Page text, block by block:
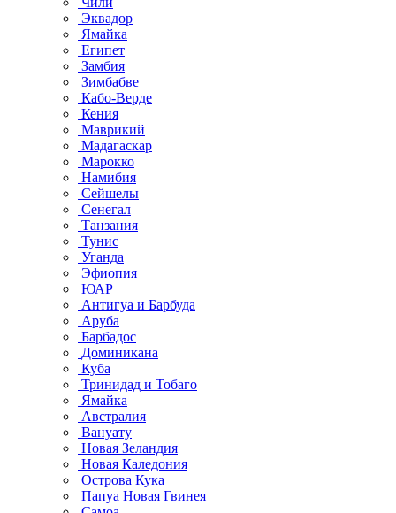
Эквадор
Ямайка
Египет
Замбия
Зимбабве
Кабо-Верде
Кения
Маврикий
Мадагаскар
Марокко
Намибия
Сейшелы
Сенегал
Танзания
Тунис
Уганда
Эфиопия
ЮАР
Антигуа и Барбуда
Аруба
Барбадос
Доминикана
Куба
Тринидад и Тобаго
Ямайка
Австралия
Вануату
Новая Зеландия
Новая Каледония
Острова Кука
Папуа Новая Гвинея